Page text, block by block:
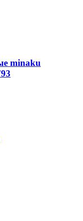
minaku